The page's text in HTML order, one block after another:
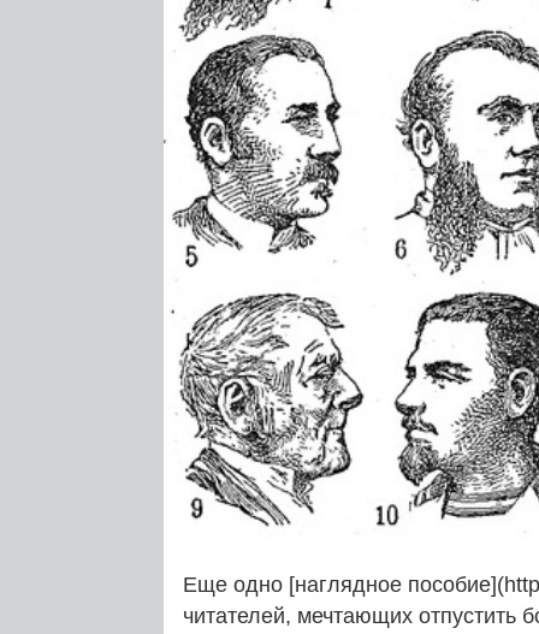
Еще одно [наглядное
читателей, мечтающих отпустить